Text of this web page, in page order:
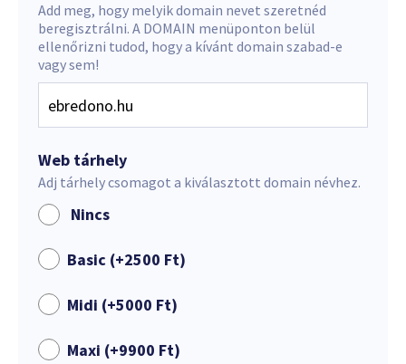
Add meg, hogy melyik domain nevet szeretnéd
beregisztrálni. A DOMAIN menüponton belül
ellenőrizni tudod, hogy a kívánt domain szabad-e
vagy sem!
Web tárhely
Adj tárhely csomagot a kiválasztott domain névhez.
Nincs
Basic (+2500 Ft)
Midi (+5000 Ft)
Maxi (+9900 Ft)